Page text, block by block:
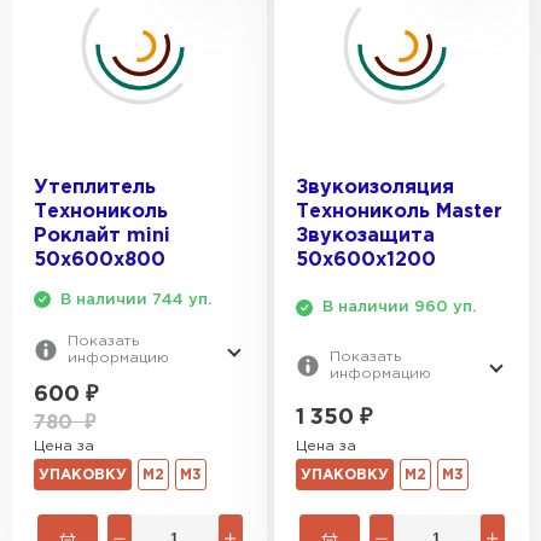
Утеплитель
Технониколь
Роклайт mini
50х600х800
В наличии 744 уп.
Показать
информацию
600 ₽
780₽
Цена за
УПАКОВКУ М2 М3
Звукоизоляция
Технониколь Master
Звукозащита
50х600х1200
В наличии 960 уп.
Показать
информацию
1 350 ₽
Цена за
УПАКОВКУ М2 М3